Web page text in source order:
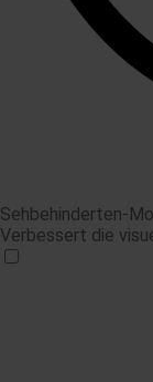
Sehbehinderten-
Verbessert die